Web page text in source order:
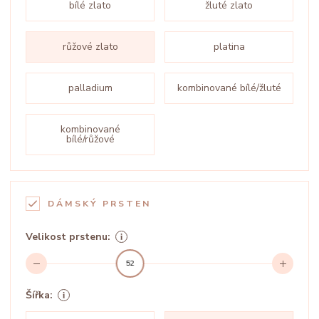
bílé zlato žluté zlato
růžové zlato platina
palladium kombinované bílé/žluté
kombinované
bílé/růžové
DÁMSKÝ PRSTEN
Velikost prstenu:
52
Šířka: